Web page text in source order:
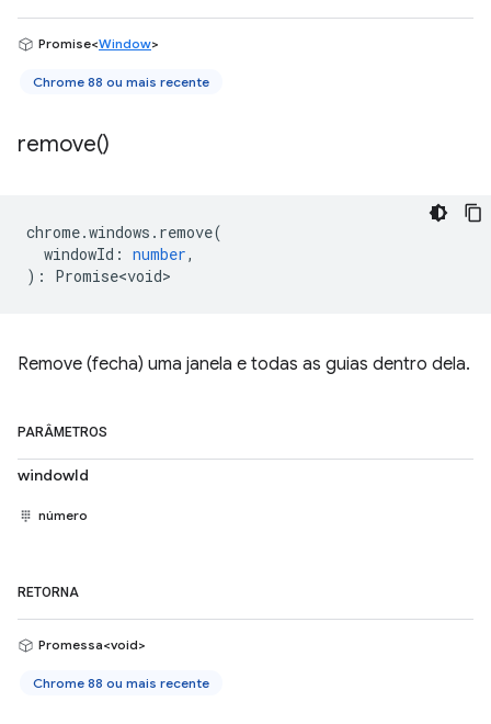
Promise<Window>
Chrome 88 ou mais recente
remove()
chrome.windows . remove(
windowId : number,
) : Promise<void>
Remove (fecha) uma janela e todas as guias dentro dela.
PARÂMETROS
windowId
número
RETORNA
Promessa<void>
Chrome 88 ou mais recente